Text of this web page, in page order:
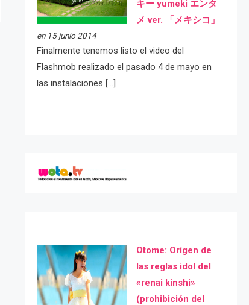
キー yumeki エンタ
メ ver. 「メキシコ」
en 15 junio 2014
Finalmente tenemos listo el video del
Flashmob realizado el pasado 4 de mayo en
las instalaciones […]
Otome: Orígen de
las reglas idol del
«renai kinshi»
(prohibición del